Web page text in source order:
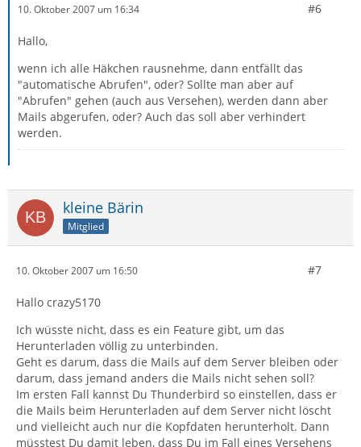
10. Oktober 2007 um 16:34 #6
Hallo,
wenn ich alle Häkchen rausnehme, dann entfällt das
"automatische Abrufen", oder? Sollte man aber auf
"Abrufen" gehen (auch aus Versehen), werden dann aber
Mails abgerufen, oder? Auch das soll aber verhindert
werden.
kleine Bärin
Mitglied
10. Oktober 2007 um 16:50 #7
Hallo crazy5170
Ich wüsste nicht, dass es ein Feature gibt, um das
Herunterladen völlig zu unterbinden.
Geht es darum, dass die Mails auf dem Server bleiben oder
darum, dass jemand anders die Mails nicht sehen soll?
Im ersten Fall kannst Du Thunderbird so einstellen, dass er
die Mails beim Herunterladen auf dem Server nicht löscht
und vielleicht auch nur die Kopfdaten herunterholt. Dann
müsstest Du damit leben, dass Du im Fall eines Versehens